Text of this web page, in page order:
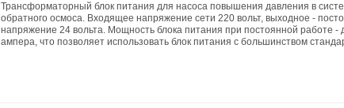
Трансформаторный блок питания для насоса повышения давления в
обратного осмоса. Входящее напряжение сети 220 вольт, выходное -
напряжение 24 вольта. Мощность блока питания при постоянной работе -
ампера, что позволяет использовать блок питания с большинством